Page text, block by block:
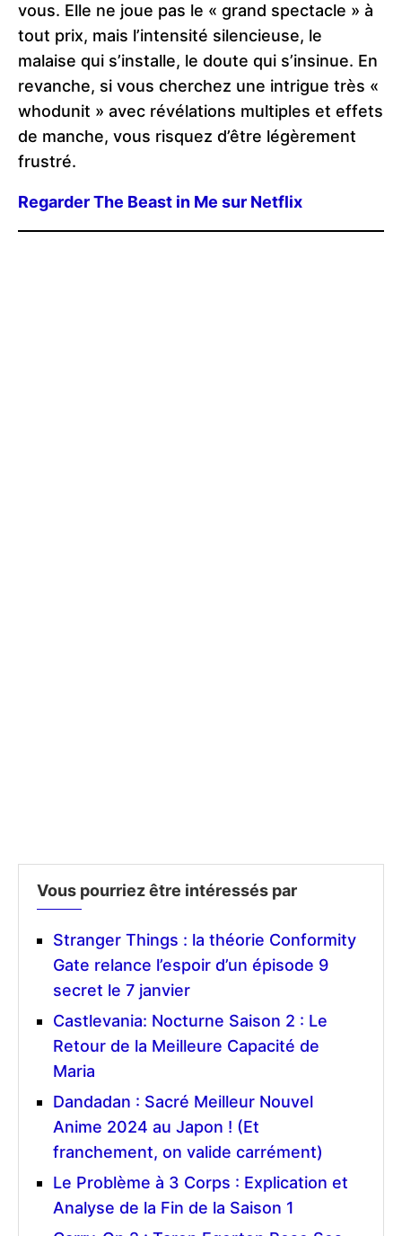
vous. Elle ne joue pas le « grand spectacle » à
tout prix, mais l’intensité silencieuse, le
malaise qui s’installe, le doute qui s’insinue. En
revanche, si vous cherchez une intrigue très «
whodunit » avec révélations multiples et effets
de manche, vous risquez d’être légèrement
frustré.
Regarder The Beast in Me sur Netflix
Vous pourriez être intéressés par
Stranger Things : la théorie Conformity
Gate relance l’espoir d’un épisode 9
secret le 7 janvier
Castlevania: Nocturne Saison 2 : Le
Retour de la Meilleure Capacité de
Maria
Dandadan : Sacré Meilleur Nouvel
Anime 2024 au Japon ! (Et
franchement, on valide carrément)
Le Problème à 3 Corps : Explication et
Analyse de la Fin de la Saison 1